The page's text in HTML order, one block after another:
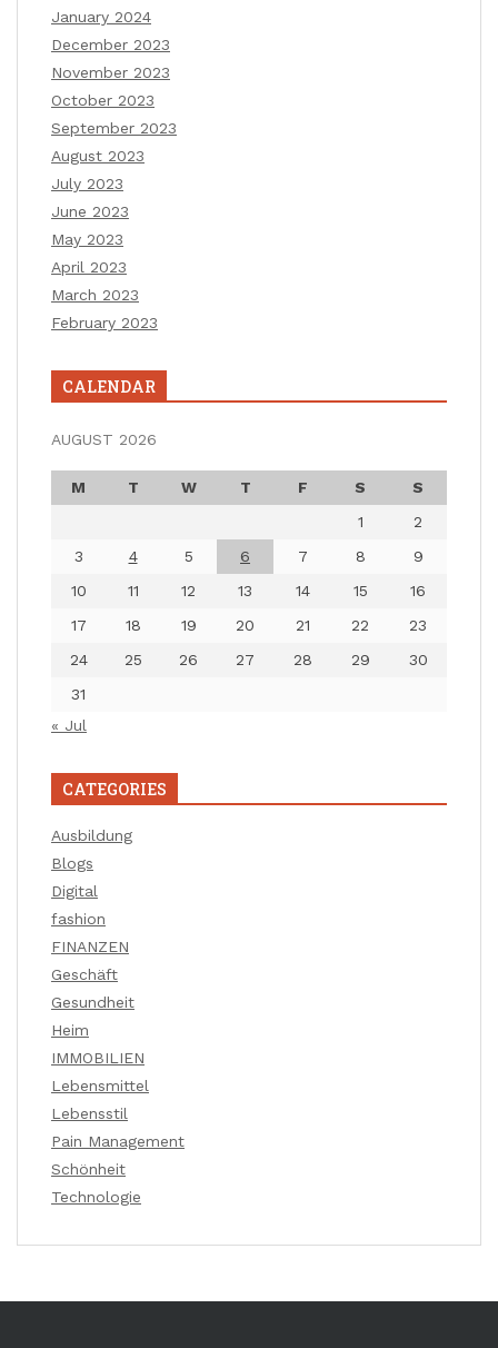
January 2024
December 2023
November 2023
October 2023
September 2023
August 2023
July 2023
June 2023
May 2023
April 2023
March 2023
February 2023
CALENDAR
AUGUST 2026
M T W T F S
S
1
2
3
4 5 6 7 8
9
10
11 12 13 14 15
16
17
18 19 20 21 22
23
24
25 26 27 28 29
30
31
« Jul
CATEGORIES
Ausbildung
Blogs
Digital
fashion
FINANZEN
Geschäft
Gesundheit
Heim
IMMOBILIEN
Lebensmittel
Lebensstil
Pain Management
Schönheit
Technologie